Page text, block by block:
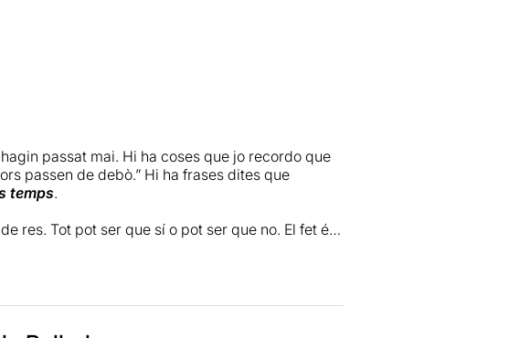
passat mai. Hi ha coses que jo recordo que
passen de debò.” Hi ha frases dites que
temps.
res. Tot pot ser que sí o pot ser que no. El fet és
fem memòria, però la memòria acaba
Han passat les coses que diem en realitat?
és que allò aparent es torna tan veritat com la